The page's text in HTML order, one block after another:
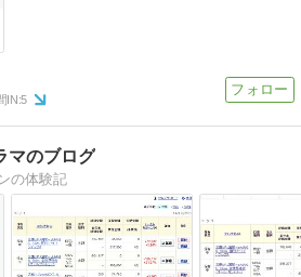
IN:5
マのブログ
の体験記